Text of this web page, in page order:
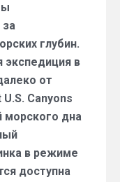
глубин.
экспедиция в
от
Canyons
морского дна
в режиме
доступна